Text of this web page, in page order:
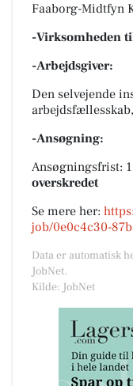
Faaborg-Midtfyn
-Virksomheden
-Arbejdsgiver:
Den selvejende
-Ansøgning:
Ansøgningsfrist:
overskredet
Se mere her:
job/0e0c4c30-
Data er automatisk
JobNet.
Kilde: JobNet